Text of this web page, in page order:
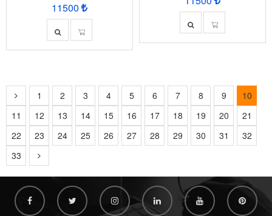
11500
1 2 3 4 5 6 7 8 9
10
11
12 13 14 15 16 17 18 19 20
21
22
23 24 25 26 27 28 29 30 31
32
33